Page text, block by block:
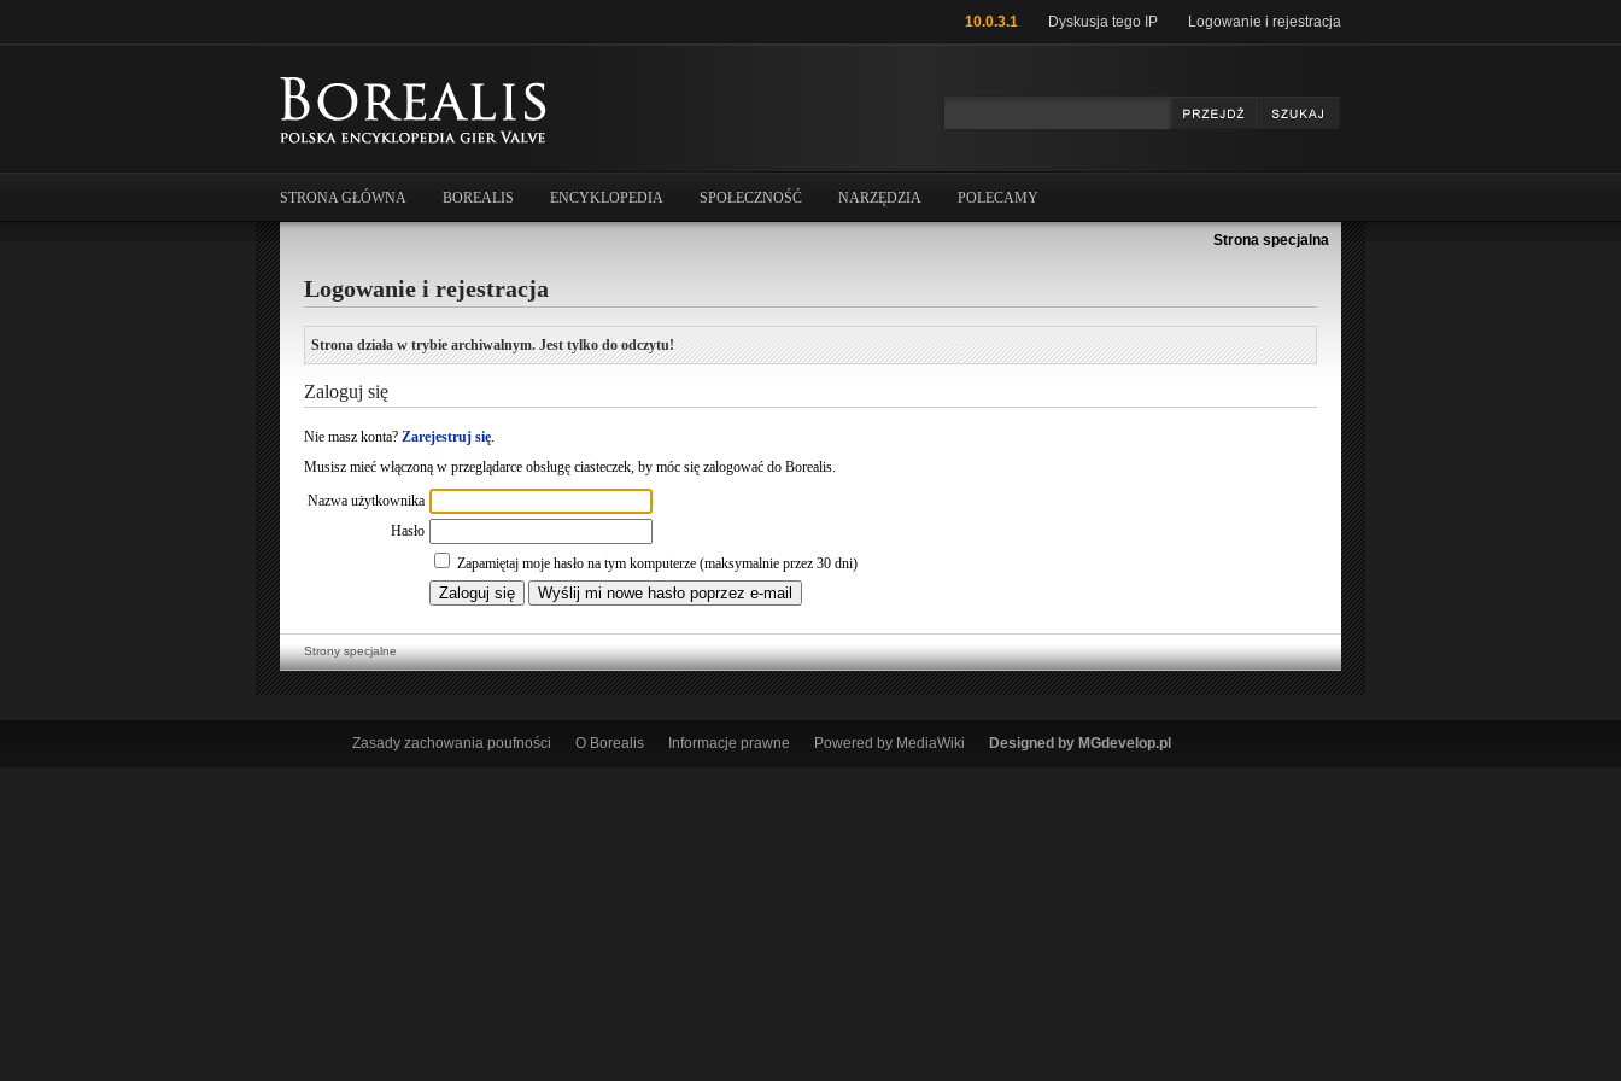
10.0.3.1 Dyskusja tego IP Logowanie i rejestracja
STRONA GŁÓWNA BOREALIS ENCYKLOPEDIA SPOŁECZNOŚĆ NARZĘDZIA POLECAMY
Strona specjalna
Logowanie i rejestracja
Strona działa w trybie archiwalnym. Jest tylko do odczytu!
Zaloguj się
Nie masz konta? Zarejestruj się
Musisz mieć włączoną w przeglądarce obsługę ciasteczek, by móc się zalogować do Borealis.
Nazwa użytkownika
Hasło
Zapamiętaj moje hasło na tym komputerze (maksymalnie przez 30 dni)
Strony specjalne
Zasady zachowania poufności O Borealis Informacje prawne Powered by MediaWiki Designed by MGdevelop.pl